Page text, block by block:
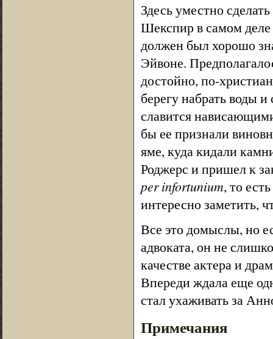
Здесь уместно
Шекспир в самом деле
должен был хорошо
Эйвоне.
достойно, по-
берегу набрать воды
славится
бы ее признали
яме, куда кидали
Роджерс и пришел к
per infortunium, то
интересно заметить,
Все это домыслы, но
адвоката, он не
качестве актера и
Впереди ждала еще
стал ухаживать за
Примечания